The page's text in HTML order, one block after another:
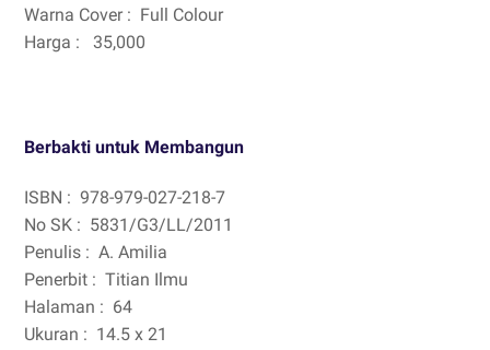
Warna Cover : Full Colour
Harga :
35,000
Berbakti untuk Membangun
ISBN : 978-979-027-218-7
No SK : 5831/G3/LL/2011
Penulis : A. Amilia
Penerbit : Titian Ilmu
Halaman : 64
Ukuran : 14.5 x 21